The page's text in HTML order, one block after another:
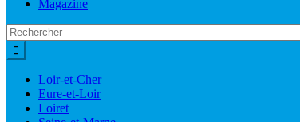
Magazine
Loir-et-Cher
Eure-et-Loir
Loiret